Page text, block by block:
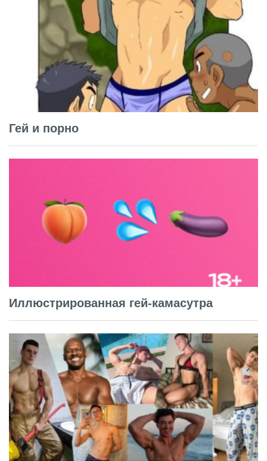
Гей и порно
Иллюстрированная гей-камасутра